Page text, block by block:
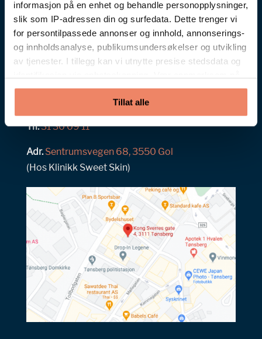
informasjon på en enhet og behandle personopplysninger,
slik som IP-adressen din og surfedata. Dette trenger vi
for persontilpassede annonser og innhold, annonserings-
og innholdsanalyse, publikumsundersøkelser og utvikling
av tjenester. I tillegg kan vi utnytte presise stedsdata og
at ditt samtykke også gjelder for alle underdomenene
våre. Når du har gitt tillatelse, vil det dukke opp en
flytende handlingsknapp nederst på skjermen din som lar
deg endre eller trekke tilbake samtykket ditt når som
helst. Vi respekterer dine valg og er forpliktet til å gi deg
en gjennomsiktig og sikker nettleseropplevelse.
Tillat alle
Book samtale
Tlf.31 30 09 11
Adr.Sentrumsvegen 68, 3550 Gol
(Hos Klinikk Sweet Skin)